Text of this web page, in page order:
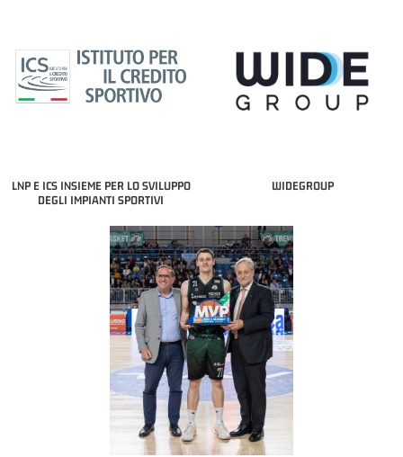
LNP E ICS INSIEME PER LO SVILUPPO
DEGLI IMPIANTI SPORTIVI
WIDEGROUP